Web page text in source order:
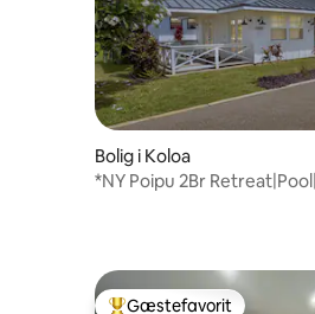
Bolig i Koloa
*NY Poipu 2Br
Gæstefavorit